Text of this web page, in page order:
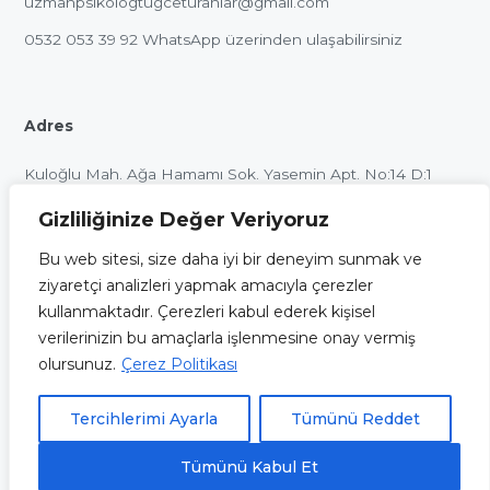
Gizliliğinize Değer Veriyoruz
Bu web sitesi, size daha iyi bir deneyim sunmak ve
ziyaretçi analizleri yapmak amacıyla çerezler
kullanmaktadır. Çerezleri kabul ederek kişisel
verilerinizin bu amaçlarla işlenmesine onay vermiş
olursunuz. Çerez Politikası
Tercihlerimi Ayarla Tümünü Reddet
Tümünü Kabul Et
0532 053 39 92 WhatsApp üzerinden ulaşabilirsiniz
Adres
Kuloğlu Mah. Ağa Hamamı Sok. Yasemin Apt. No:14 D:1
Bu internet sitesinin içeriği ve uygulamaları, sadece
bilgilendirme ve eğitim amaçlı olup, herhangi bir şekilde tıbbi
öneri verme veya herhangi bir danışan sağlama amacı ile
oluşturulmamıştır. Sitemizde yer alan alıntı ve görüşler açıkça
belirtilmediği takdirde resmi görüşlerini yansıtmamaktadır.